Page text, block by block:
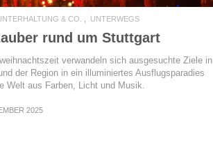
& CO. UNTERWEGS
rund um Stuttgart
verwandeln sich ausgesuchte Ziele in
der Region in ein illuminiertes Ausflugsparadies
Welt aus Farben, Licht und Musik.
2025